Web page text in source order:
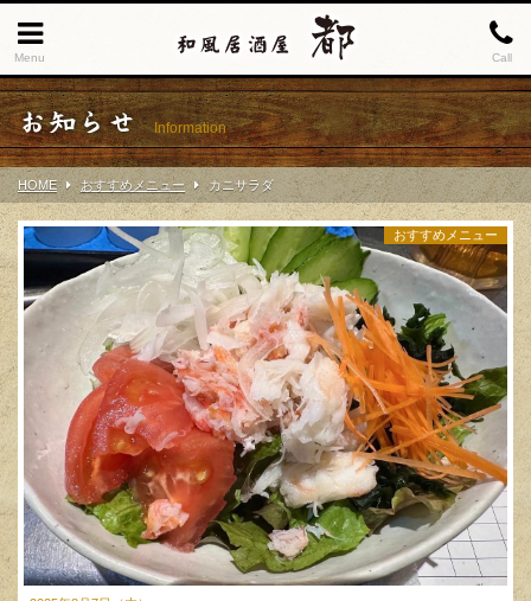
Menu Call
お知らせ Information
HOME おすすめメニュー カニサラダ
おすすめメニュー